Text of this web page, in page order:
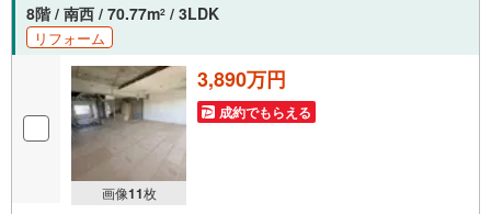
8階 / 南西 / 70.77m2 / 3LDK
リフォーム
画像11枚
3,890万円
成約でもらえる